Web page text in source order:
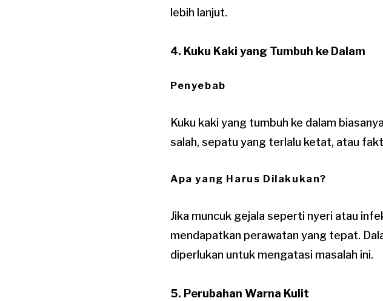
lebih lanjut.
4. Kuku Kaki yang Tumbuh ke Dalam
Penyebab
Kuku kaki yang tumbuh ke dalam
salah, sepatu yang terlalu ketat, atau
Apa yang Harus Dilakukan?
Jika muncuk gejala seperti nyeri atau
mendapatkan perawatan yang tepat.
diperlukan untuk mengatasi masalah ini.
5. Perubahan Warna Kulit